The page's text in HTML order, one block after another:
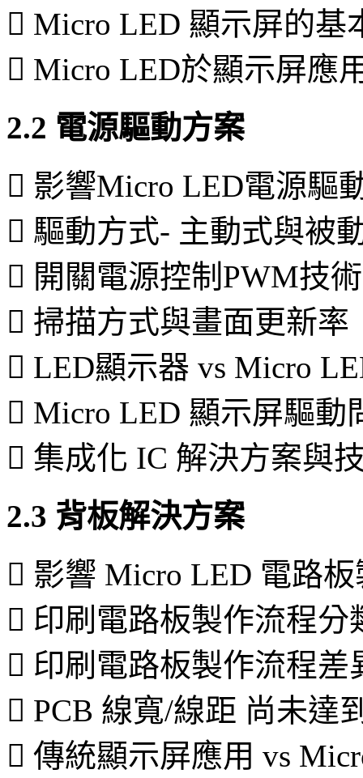
 Micro LED 顯示屏的基
 Micro LED於顯示屏應
2.2 電源驅動方案
 影響Micro LED電源驅
 驅動方式- 主動式與被
 開關電源控制PWM技
 掃描方式與畫面更新率
 LED顯示器 vs Micro
 Micro LED 顯示屏驅動
 集成化 IC 解決方案與
2.3 背板解決方案
 影響 Micro LED 電路
 印刷電路板製作流程分
 印刷電路板製作流程差
 PCB 線寬/線距 尚未達
 傳統顯示屏應用 vs